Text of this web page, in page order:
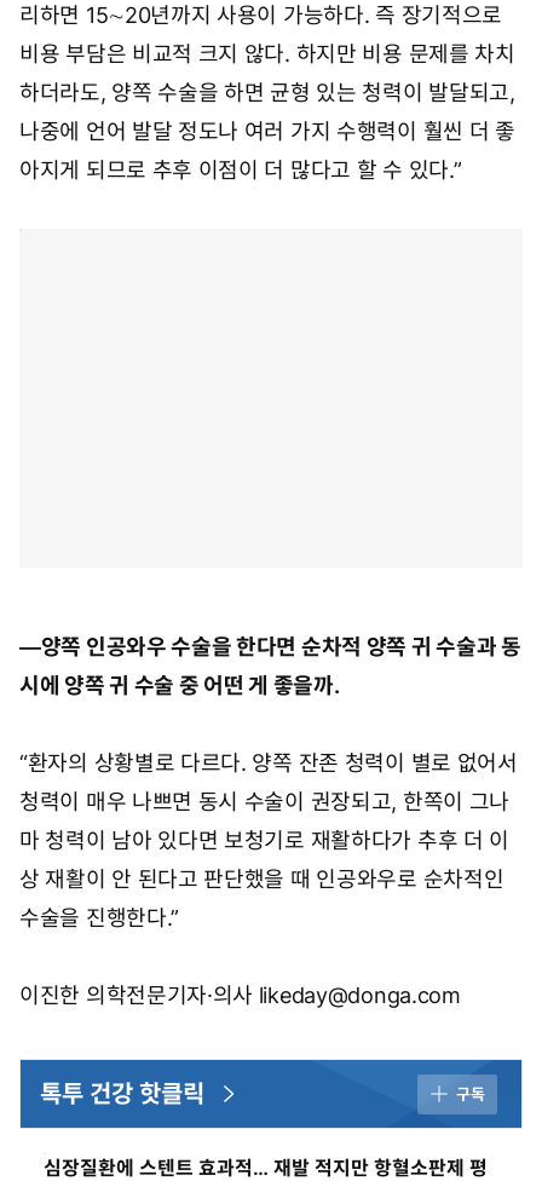
리하면 15∼20년까지 사용이 가능하다. 즉 장기적으로
비용 부담은 비교적 크지 않다. 하지만 비용 문제를 차치
하더라도, 양쪽 수술을 하면 균형 있는 청력이 발달되고,
나중에 언어 발달 정도나 여러 가지 수행력이 훨씬 더 좋
아지게 되므로 추후 이점이 더 많다고 할 수 있다.”
―양쪽 인공와우 수술을 한다면 순차적 양쪽 귀 수술과 동
시에 양쪽 귀 수술 중 어떤 게 좋을까.
“환자의 상황별로 다르다. 양쪽 잔존 청력이 별로 없어서
청력이 매우 나쁘면 동시 수술이 권장되고, 한쪽이 그나
마 청력이 남아 있다면 보청기로 재활하다가 추후 더 이
상 재활이 안 된다고 판단했을 때 인공와우로 순차적인
수술을 진행한다.”
이진한 의학전문기자·의사 likeday@donga.com
톡투 건강 핫클릭 구독
심장질환에 스텐트 효과적… 재발 적지만 항혈소판제 평